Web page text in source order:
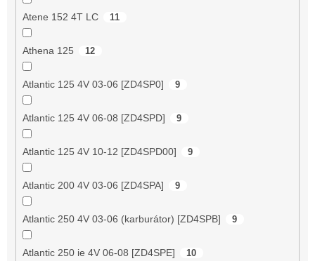
Atene 152 4T LC 11
Athena 125 12
Atlantic 125 4V 03-06 [ZD4SP0] 9
Atlantic 125 4V 06-08 [ZD4SPD] 9
Atlantic 125 4V 10-12 [ZD4SPD00] 9
Atlantic 200 4V 03-06 [ZD4SPA] 9
Atlantic 250 4V 03-06 (karburátor) [ZD4SPB] 9
Atlantic 250 ie 4V 06-08 [ZD4SPE] 10